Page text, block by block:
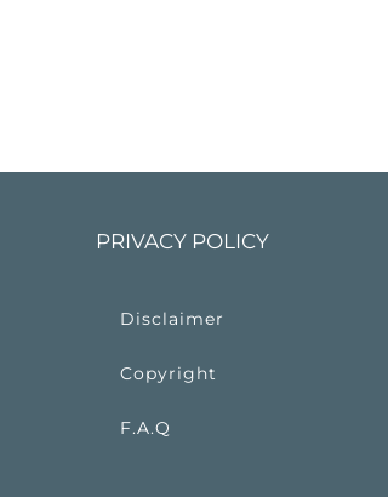
PRIVACY POLICY
Disclaimer
Copyright
F.A.Q